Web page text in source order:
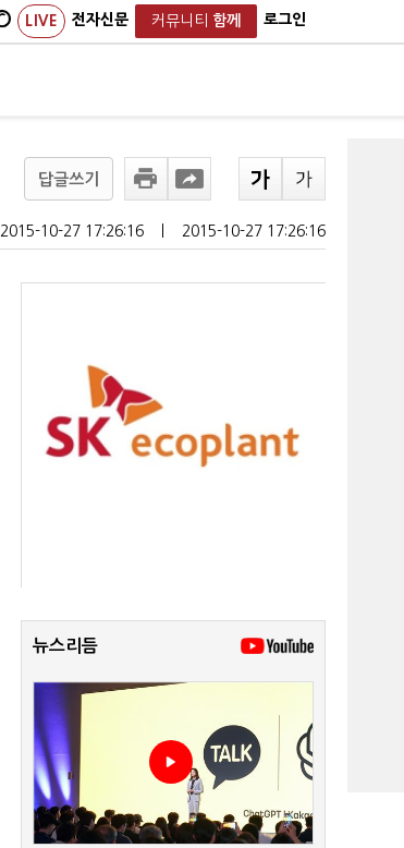
LIVE 전자신문 커뮤니티 함께 로그인
답글쓰기
2015-10-27 17:26:16 2015-10-27 17:26:16
뉴스리듬